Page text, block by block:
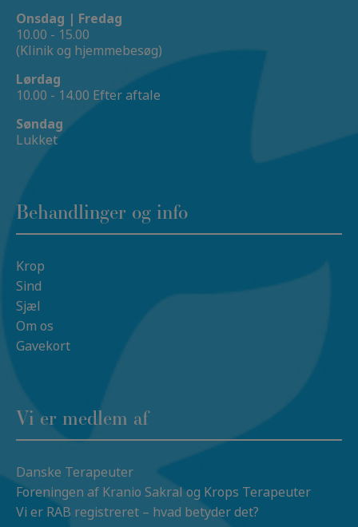
Onsdag | Fredag
10.00 - 15.00
(Klinik og hjemmebesøg)
Lørdag
10.00 - 14.00 Efter aftale
Søndag
Lukket
Behandlinger og info
Krop
Sind
Sjæl
Om os
Gavekort
Vi er medlem af
Danske Terapeuter
Foreningen af Kranio Sakral og Krops Terapeuter
Vi er RAB registreret – hvad betyder det?